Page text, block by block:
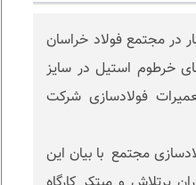
در مجتمع فولاد خراسان
خرطوم استیل در سایز
فولادسازی شرکت
مجتمع با بیان این